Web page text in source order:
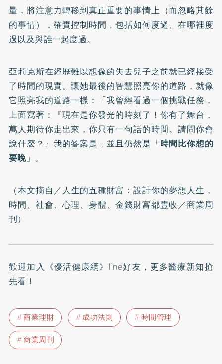
量，將注意力轉移到真正重要的事情上（而忽略其餘
的事情），確實控制時間，包括如何度過、在哪裡度
過以及與誰一起度過。
亞莉克斯在經歷難以想像的失去兒子之前就已經接受
了時間的現實。讓她最後的智慧照亮你的道路，就像
它照亮我的道路一樣：「我曾經看過一個挑戰任務，
上面寫著：『現在是你發光的時刻了！你有了舞台，
萬人期待你走出來，你只有一句話的時間。請問你會
說什麼？』我的答案是，並且仍然是「時間比你想的
要晚」。
（本文摘自／人生的五種財富：設計你的夢想人生，
時間、社會、心理、身體、金錢財富都豐收／商業周
刊）
歡迎加入 《優活健康網》line好友 ，更多醫療新知搶
先看！
商業理財 成功法則
時間管理
商業周刊